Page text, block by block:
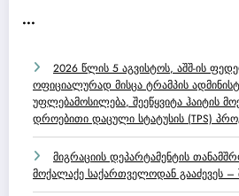
...
2026 წლის 5 აგვისტოს, აშშ-ის
ოფიციალურად მისცა ტრამპის
უფლებამოსილება, შეეწყვიტა ჰაიტის
დროებითი დაცული სტატუსის (TPS)
მიგრაციის დეპარტამენტის
მოქალაქე საქართველოდან გააძევეს –